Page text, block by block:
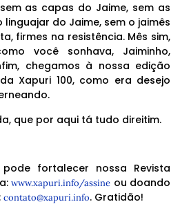
as capas do Jaime, sem as
do Jaime, sem o jaimês
firmes na resistência. Mês sim,
você sonhava, Jaiminho,
chegamos à nossa edição
Xapuri 100, como era desejo
que por aqui tá tudo direitim.
fortalecer nossa Revista
www.xapuri.info/assine ou doando
contato@xapuri.info. Gratidão!